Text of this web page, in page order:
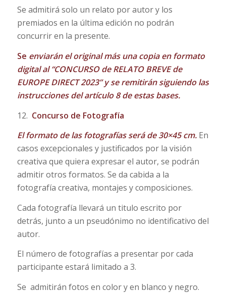
Se admitirá solo un relato por autor y los
premiados en la última edición no podrán
concurrir en la presente.
Se enviarán el original más una copia en formato
digital al “CONCURSO de RELATO BREVE de
EUROPE DIRECT 2023” y se remitirán siguiendo las
instrucciones del artículo 8 de estas bases.
12. Concurso de Fotografía
El formato de las fotografías será de 30×45 cm.En
casos excepcionales y justificados por la visión
creativa que quiera expresar el autor, se podrán
admitir otros formatos. Se da cabida a la
fotografía creativa, montajes y composiciones.
Cada fotografía llevará un titulo escrito por
detrás, junto a un pseudónimo no identificativo del
autor.
El número de fotografías a presentar por cada
participante estará limitado a 3.
Se admitirán fotos en color y en blanco y negro.